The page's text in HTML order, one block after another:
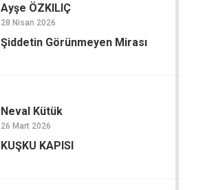
Ayşe ÖZKILIÇ
28 Nisan 2026
Şiddetin Görünmeyen Mirası
Neval Kütük
26 Mart 2026
KUŞKU KAPISI